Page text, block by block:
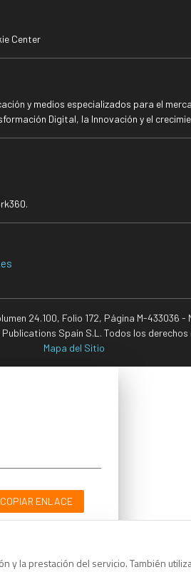
y la prestación del servicio. También
Center
y medios especializados para el
Digital, la Innovación y el
24.100, Folio 172, Página M-
Spain S.L. Todos los derechos
Mapa del Sitio
COPIAR ENLACE